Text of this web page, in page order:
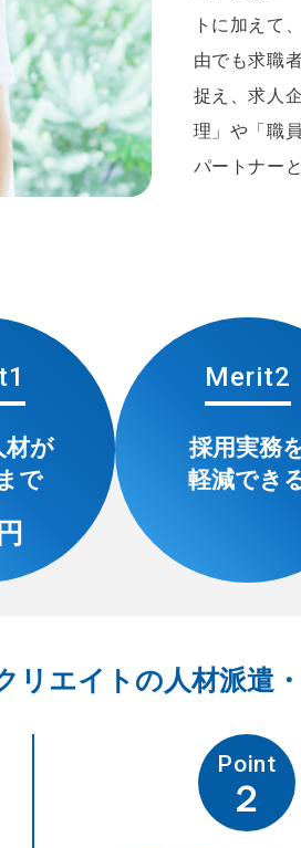
トに加えて
由でも求職
捉え、求人
理」や「職
パートナー
材が
で
Merit2
採用実務
軽減でき
リエイトの人材派遣
Point
２